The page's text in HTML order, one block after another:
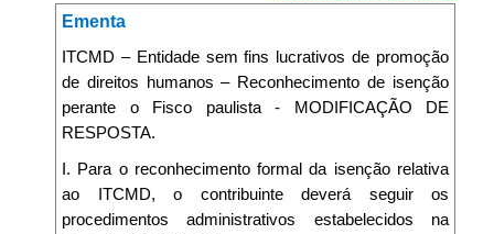
Ementa
ITCMD – Entidade sem fins lucrativos de promoção
de direitos humanos – Reconhecimento de isenção
perante o Fisco paulista - MODIFICAÇÃO DE
RESPOSTA.
I. Para o reconhecimento formal da isenção relativa
ao ITCMD, o contribuinte deverá seguir os
procedimentos administrativos estabelecidos na